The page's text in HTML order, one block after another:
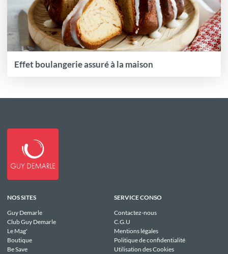
Effet boulangerie assuré à la maison
NOS SITES
Guy Demarle
Club Guy Demarle
Le Mag'
Boutique
Be Save
SERVICE CONSO
Contactez-nous
C.G.U
Mentions légales
Politique de confidentialité
Utilisation des Cookies